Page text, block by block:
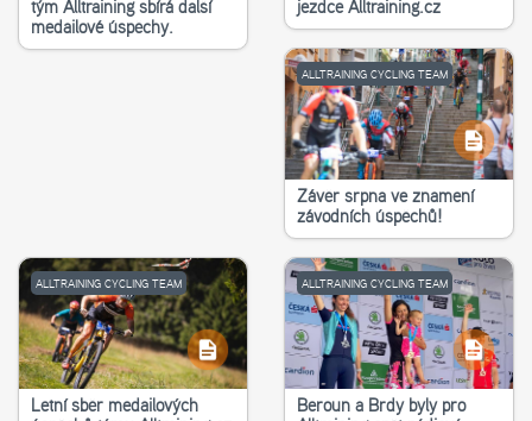
tým Alltraining sbírá další
medailové úspěchy.
jezdce Alltraining.cz
ALLTRAINING CYCLING TEAM
Závěr srpna ve znamení
závodních úspěchů!
ALLTRAINING CYCLING TEAM
Letní sběr medailových
ALLTRAINING CYCLING TEAM
Beroun a Brdy byly pro